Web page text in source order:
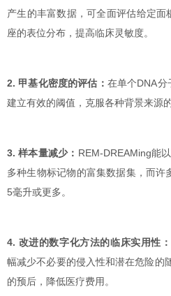
产生的丰富数据，可全面评估给定面
座的表位分布，提高临床灵敏度。
2. 甲基化密度的评估： 在单个DNA分
建立有效的阈值，克服各种背景来源的
3. 样本量减少： REM-DREAMing能
多种生物标记物的富集数据集，而许
5毫升或更多。
4. 改进的数字化方法的临床实用性：
幅减少不必要的侵入性和潜在危险的
的预后，降低医疗费用。